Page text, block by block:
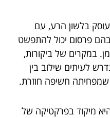
בלשון הרע, עם
פרסום יכול להתפשט
במקרים של ביקורות,
לעיתים שילוב בין
חשיפה חוזרת.
מיקוד בפרקטיקה של